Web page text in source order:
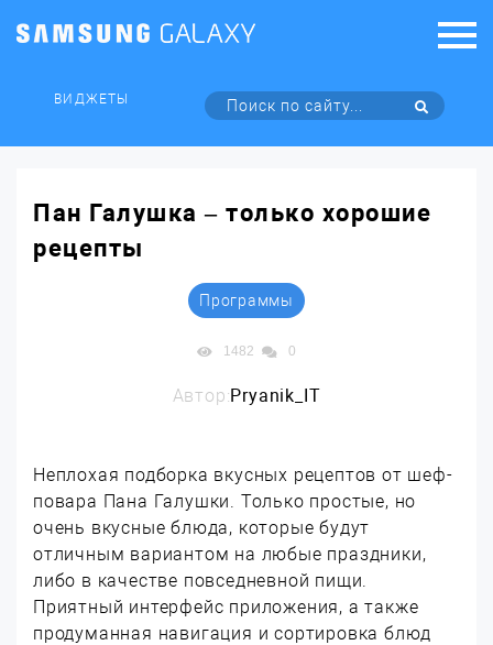
ВИДЖЕТЫ
Пан Галушка – только хорошие
рецепты
Программы
1482 0
Автор:Pryanik_IT
Неплохая подборка вкусных рецептов от шеф-
повара Пана Галушки. Только простые, но
очень вкусные блюда, которые будут
отличным вариантом на любые праздники,
либо в качестве повседневной пищи.
Приятный интерфейс приложения, а также
продуманная навигация и сортировка блюд